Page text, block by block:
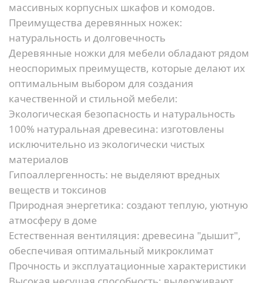
массивных корпусных шкафов и комодов.
Преимущества деревянных ножек:
натуральность и долговечность
Деревянные ножки для мебели обладают рядом
неоспоримых преимуществ, которые делают их
оптимальным выбором для создания
качественной и стильной мебели:
Экологическая безопасность и натуральность
100% натуральная древесина: изготовлены
исключительно из экологически чистых
материалов
Гипоаллергенность: не выделяют вредных
веществ и токсинов
Природная энергетика: создают теплую, уютную
атмосферу в доме
Естественная вентиляция: древесина "дышит",
обеспечивая оптимальный микроклимат
Прочность и эксплуатационные характеристики